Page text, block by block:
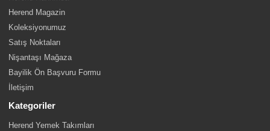
Herend Magazin
Koleksiyonumuz
Satış Noktaları
Nişantaşı Mağaza
Bayilik Ön Başvuru Formu
İletişim
Kategoriler
Herend Yemek Takımları